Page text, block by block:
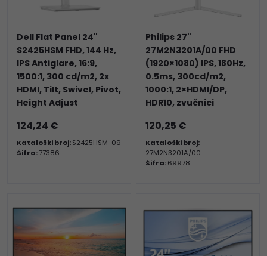
Dell Flat Panel 24"
S2425HSM FHD, 144 Hz,
IPS Antiglare, 16:9,
1500:1, 300 cd/m2, 2x
HDMI, Tilt, Swivel, Pivot,
Height Adjust
124,24 €
Kataloški broj:S2425HSM-09
Šifra:77386
Philips 27"
27M2N3201A/00 FHD
(1920×1080) IPS, 180Hz,
0.5ms, 300cd/m2,
1000:1, 2×HDMI/DP,
HDR10, zvučnici
120,25 €
Kataloški broj:
27M2N3201A/00
Šifra:69978